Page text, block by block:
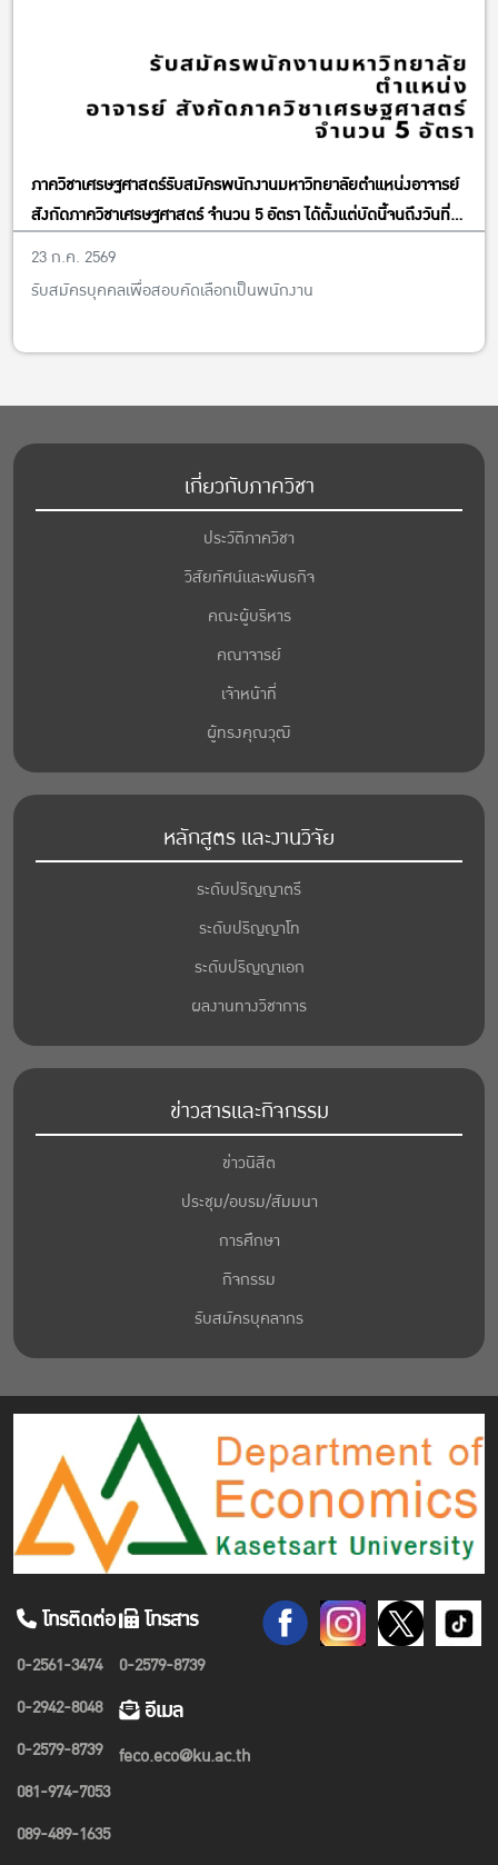
ภาควิชาเศรษฐศาสตร์รับสมัครพนักงานมหาวิทยาลัยตำแหน่งอาจารย์
สังกัดภาควิชาเศรษฐศาสตร์ จำนวน 5 อัตรา ได้ตั้งแต่บัดนี้จนถึงวันที่
13 พฤศจิกายน พ.ศ. 2569
23 ก.ค. 2569
รับสมัครบุคคลเพื่อสอบคัดเลือกเป็นพนักงาน
เกี่ยวกับภาควิชา
ประวัติภาควิชา
วิสัยทัศน์และพันธกิจ
คณะผู้บริหาร
คณาจารย์
เจ้าหน้าที่
ผู้ทรงคุณวุฒิ
หลักสูตร และงานวิจัย
ระดับปริญญาตรี
ระดับปริญญาโท
ระดับปริญญาเอก
ผลงานทางวิชาการ
ข่าวสารและกิจกรรม
ข่าวนิสิต
ประชุม/อบรม/สัมมนา
การศึกษา
กิจกรรม
รับสมัครบุคลากร
โทรติดต่อ
0-2561-3474
0-2942-8048
0-2579-8739
081-974-7053
089-489-1635
โทรสาร
0-2579-8739
อีเมล
feco.eco@ku.ac.th